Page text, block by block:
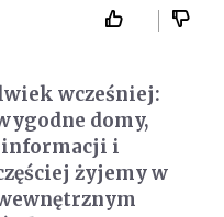
wcześniej:
domy,
informacji i
żyjemy w